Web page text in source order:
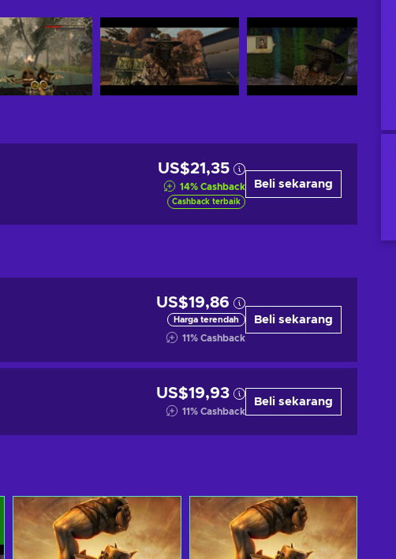
US$21,35
14% Cashback
Cashback terbaik
Beli sekarang
US$19,86
Harga terendah
11% Cashback
Beli sekarang
US$19,93
11% Cashback
Beli sekarang